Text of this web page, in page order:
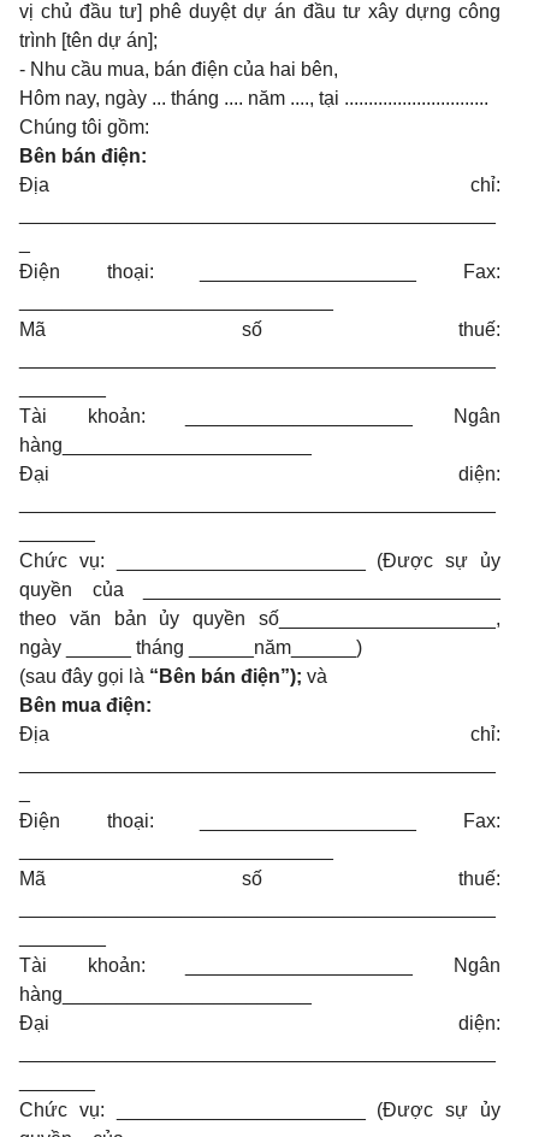
vị chủ đầu tư] phê duyệt dự án đầu tư xây dựng công
trình [tên dự án];
- Nhu cầu mua, bán điện của hai bên,
Hôm nay, ngày ... tháng .... năm ...., tại ..............................
Chúng tôi gồm:
Bên bán điện:
Địa chỉ:
Điện thoại: ____________________ Fax:
Mã số thuế:
Tài khoản: _____________________ Ngân
hàng_______________________
Đại diện:
Chức vụ: _______________________ (Được sự ủy
quyền của _________________________________
theo văn bản ủy quyền số____________________,
ngày ______ tháng ______năm______)
(sau đây gọi là “Bên bán điện”); và
Bên mua điện:
Địa chỉ:
Điện thoại: ____________________ Fax:
Mã số thuế:
Tài khoản: _____________________ Ngân
hàng_______________________
Đại diện:
Chức vụ: _______________________ (Được sự ủy